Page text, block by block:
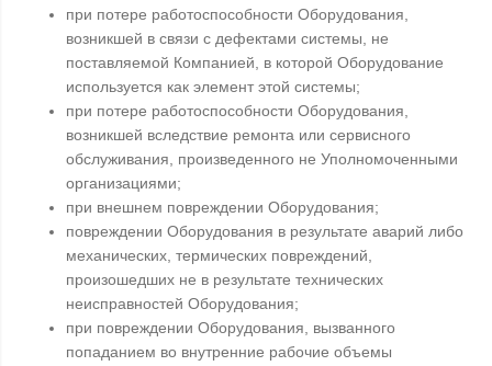
при потере работоспособности Оборудования,
возникшей в связи с дефектами системы, не
поставляемой Компанией, в которой Оборудование
используется как элемент этой системы;
при потере работоспособности Оборудования,
возникшей вследствие ремонта или сервисного
обслуживания, произведенного не Уполномоченными
организациями;
при внешнем повреждении Оборудования;
повреждении Оборудования в результате аварий либо
механических, термических повреждений,
произошедших не в результате технических
неисправностей Оборудования;
при повреждении Оборудования, вызванного
попаданием во внутренние рабочие объемы